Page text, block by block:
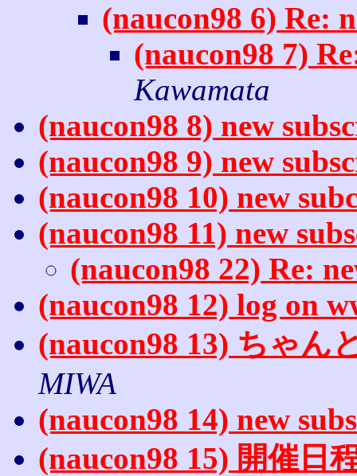
(naucon98 6) Re:
(naucon98 7)
Kawamata
(naucon98 8) new
(naucon98 9) new
(naucon98 10) new
(naucon98 11) new
(naucon98 22) Re:
(naucon98 12) log on
(naucon98 13) ちゃん
MIWA
(naucon98 14) new
(naucon98 15) 開催日